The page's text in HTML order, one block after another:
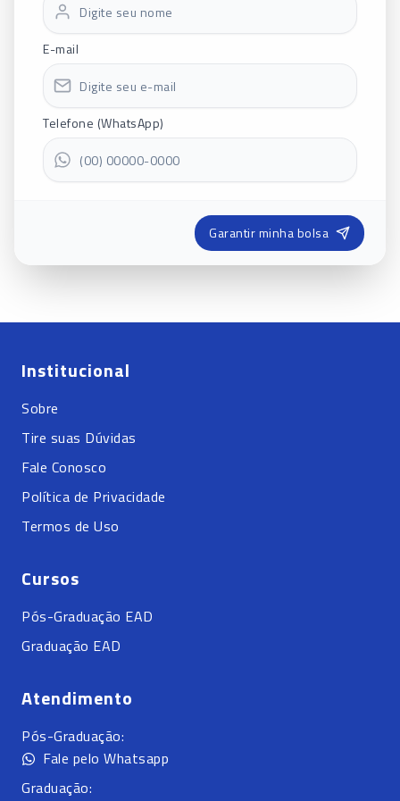
E-mail
Telefone (WhatsApp)
Garantir minha bolsa
Institucional
Sobre
Tire suas Dúvidas
Fale Conosco
Política de Privacidade
Termos de Uso
Cursos
Pós-Graduação EAD
Graduação EAD
Atendimento
Pós-Graduação:
Fale pelo Whatsapp
Graduação: